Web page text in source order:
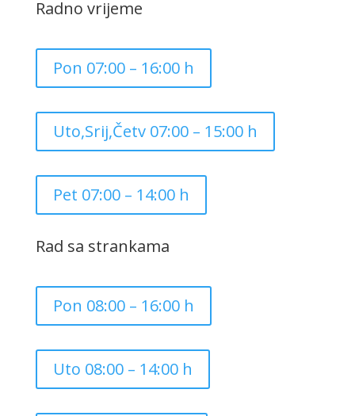
Radno vrijeme
Pon 07:00 – 16:00 h
Uto,Srij,Četv 07:00 – 15:00 h
Pet 07:00 – 14:00 h
Rad sa strankama
Pon 08:00 – 16:00 h
Uto 08:00 – 14:00 h